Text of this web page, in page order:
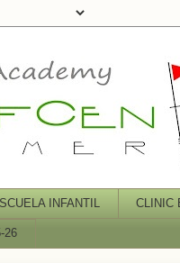
INFANTIL CLINIC
26